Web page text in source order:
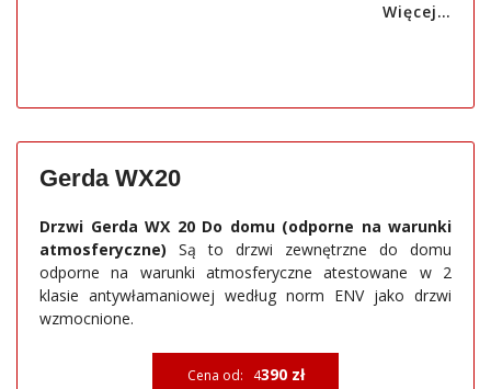
Więcej…
Gerda WX20
Drzwi Gerda WX 20 Do domu (odporne na warunki
atmosferyczne) Są to drzwi zewnętrzne do domu
odporne na warunki atmosferyczne atestowane w 2
klasie antywłamaniowej według norm ENV jako drzwi
wzmocnione.
Cena od: 4390 zł